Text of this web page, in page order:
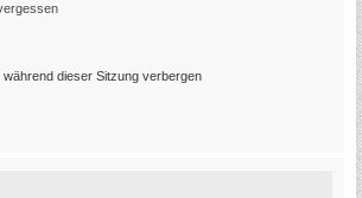
während dieser Sitzung verbergen